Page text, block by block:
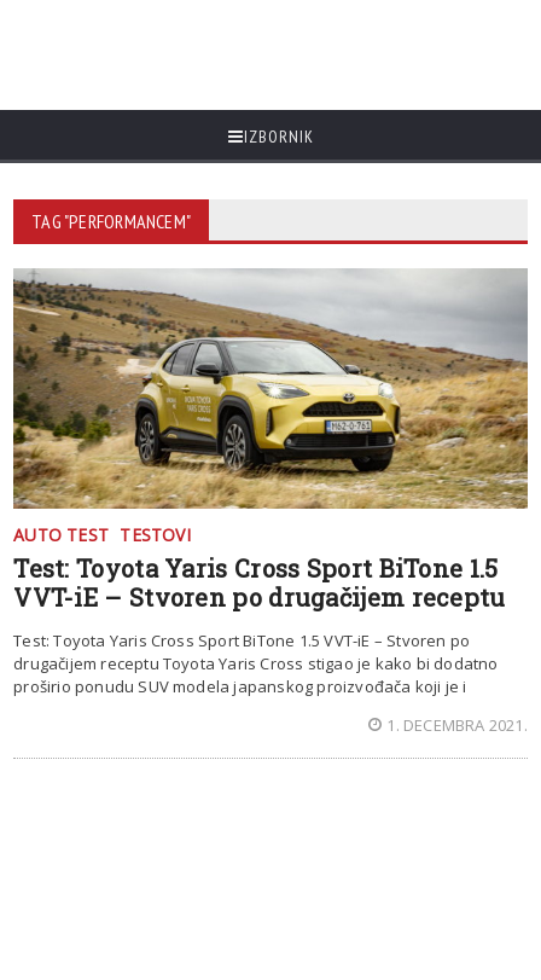
IZBORNIK
TAG "PERFORMANCEM"
AUTO TEST TESTOVI
Test: Toyota Yaris Cross Sport BiTone 1.5
VVT-iE – Stvoren po drugačijem receptu
Test: Toyota Yaris Cross Sport BiTone 1.5 VVT-iE – Stvoren po
drugačijem receptu Toyota Yaris Cross stigao je kako bi dodatno
proširio ponudu SUV modela japanskog proizvođača koji je i
1. DECEMBRA 2021.